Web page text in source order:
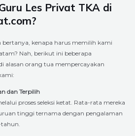
Les Privat TKA di
kenapa harus memilih kami
Nah, berikut ini beberapa
alasan orang tua mempercayakan
dan Terpilih
proses seleksi ketat. Rata-rata mereka
tinggi ternama dengan pengalaman